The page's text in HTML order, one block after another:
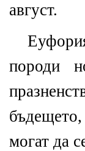
август.
породи
могат да